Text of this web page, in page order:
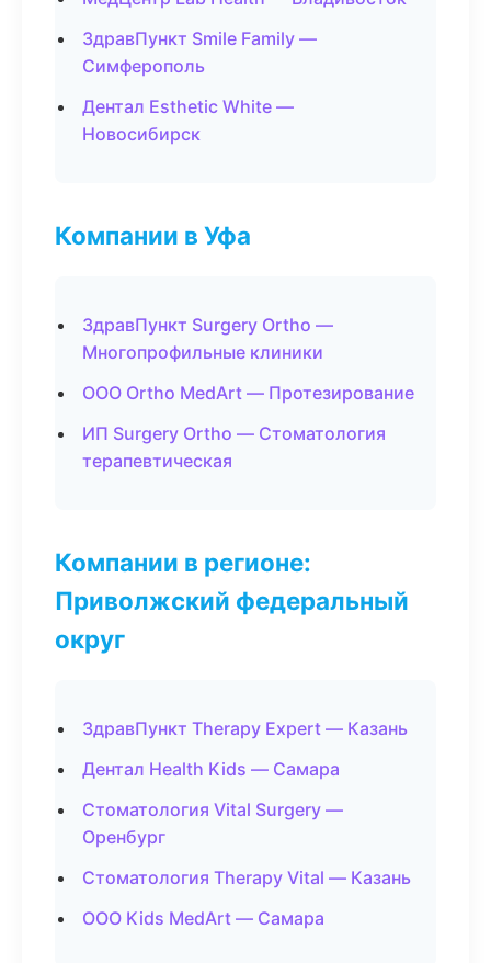
ЗдравПункт Smile Family —
Симферополь
Дентал Esthetic White —
Новосибирск
Компании в Уфа
ЗдравПункт Surgery Ortho —
Многопрофильные клиники
ООО Ortho MedArt — Протезирование
ИП Surgery Ortho — Стоматология
терапевтическая
Компании в регионе:
Приволжский федеральный
округ
ЗдравПункт Therapy Expert — Казань
Дентал Health Kids — Самара
Стоматология Vital Surgery —
Оренбург
Стоматология Therapy Vital — Казань
ООО Kids MedArt — Самара